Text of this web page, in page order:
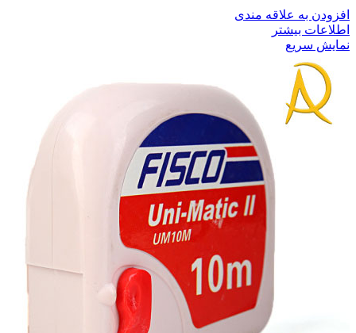
افزودن به علاقه مندی
اطلاعات بیشتر
نمایش سریع